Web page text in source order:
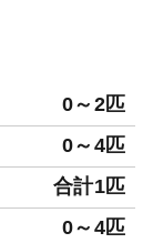
0～2匹
0～4匹
合計1匹
0～4匹